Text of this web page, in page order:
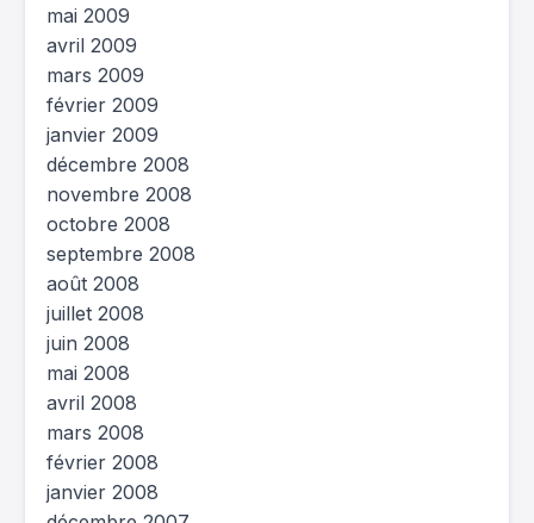
mai 2009
avril 2009
mars 2009
février 2009
janvier 2009
décembre 2008
novembre 2008
octobre 2008
septembre 2008
août 2008
juillet 2008
juin 2008
mai 2008
avril 2008
mars 2008
février 2008
janvier 2008